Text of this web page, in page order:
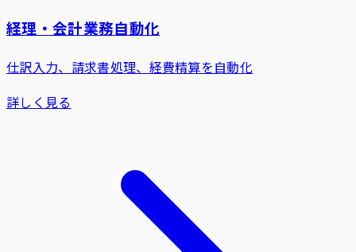
経理・会計業務自動化
仕訳入力、請求書処理、経費精算を自動化
詳しく見る